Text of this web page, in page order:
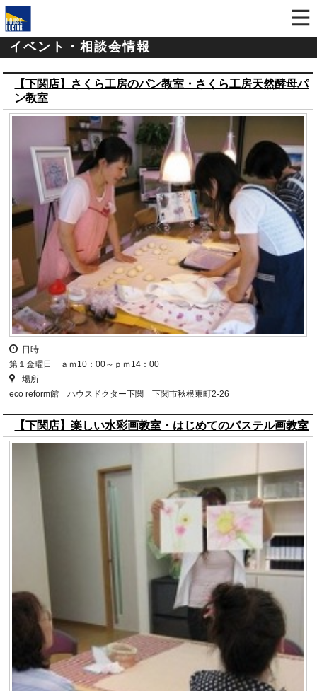
イベント・相談会情報
【下関店】さくら工房のパン教室・さくら工房天然酵母パ
ン教室
日時
第１金曜日 ａｍ10：00～ｐｍ14：00
場所
eco reform館 ハウスドクター下関 下関市秋根東町2-26
【下関店】楽しい水彩画教室・はじめてのパステル画教室